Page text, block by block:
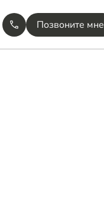
Позвоните мне